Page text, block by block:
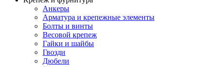
Анкеры
Арматура и крепежные элементы
Болты и винты
Весовой крепеж
Гайки и шайбы
Гвозди
Дюбели